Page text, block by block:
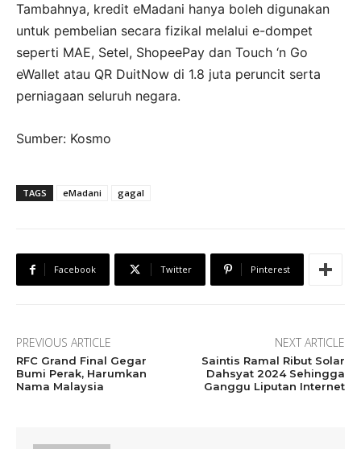
Tambahnya, kredit eMadani hanya boleh digunakan
untuk pembelian secara fizikal melalui e-dompet
seperti MAE, Setel, ShopeePay dan Touch ‘n Go
eWallet atau QR DuitNow di 1.8 juta peruncit serta
perniagaan seluruh negara.
Sumber: Kosmo
TAGS eMadani gagal
Facebook Twitter Pinterest
PREVIOUS ARTICLE
RFC Grand Final Gegar
Bumi Perak, Harumkan
Nama Malaysia
NEXT ARTICLE
Saintis Ramal Ribut Solar
Dahsyat 2024 Sehingga
Ganggu Liputan Internet